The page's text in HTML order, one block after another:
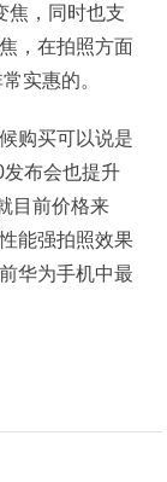
焦，同时也支
，在拍照方面
实惠的。
购买可以说是
布会也提升
目前价格来
能强拍照效果
华为手机中最